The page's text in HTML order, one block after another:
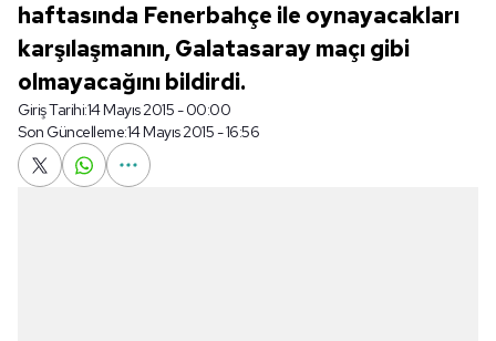
haftasında Fenerbahçe ile oynayacakları
karşılaşmanın, Galatasaray maçı gibi
olmayacağını bildirdi.
Giriş Tarihi:14 Mayıs 2015 - 00:00
Son Güncelleme:14 Mayıs 2015 - 16:56